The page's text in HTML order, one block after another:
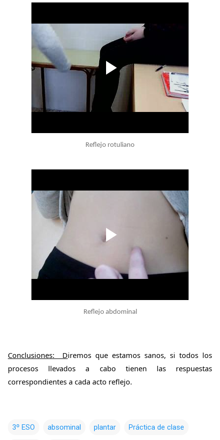
Reflejo rotuliano
Reflejo abdominal
Conclusiones: Diremos que estamos sanos, si todos los
procesos llevados a cabo tienen las respuestas
correspondientes a cada acto reflejo.
3º ESO absominal plantar Práctica de clase